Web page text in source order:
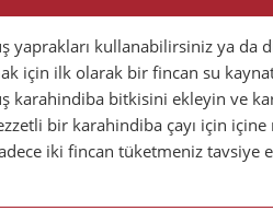
yaprakları kullanabilirsiniz ya da
için ilk olarak bir fincan su
karahindiba bitkisini ekleyin ve
bir karahindiba çayı için
iki fincan tüketmeniz tavsiye